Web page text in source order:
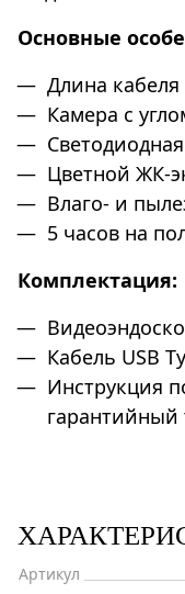
Основные
Длина
Камера с
Цветной ЖК-
Влаго- и
5 часов на
Комплектация:
Кабель USB
Инструкция
гарантийный
Артикул